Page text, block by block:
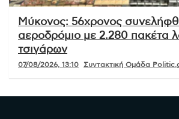
Μύκονος: 56χρονος
αεροδρόμιο με 2.280 πακέτα
τσιγάρων
07/08/2026, 13:10 Συντακτική Ομάδα